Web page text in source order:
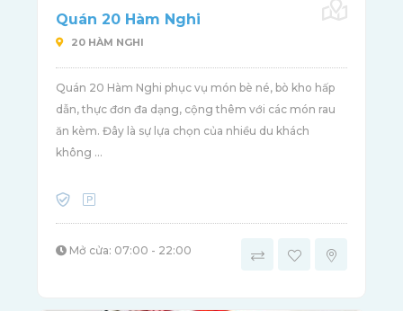
Quán 20 Hàm Nghi
20 HÀM NGHI
Quán 20 Hàm Nghi phục vụ món bè né, bò kho hấp
dẫn, thực đơn đa dạng, cộng thêm với các món rau
ăn kèm. Đây là sự lựa chọn của nhiều du khách
không ...
Mở cửa: 07:00 - 22:00